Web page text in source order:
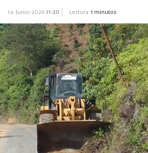
14-Junio-2026 11:20 Lectura: 1 minutos